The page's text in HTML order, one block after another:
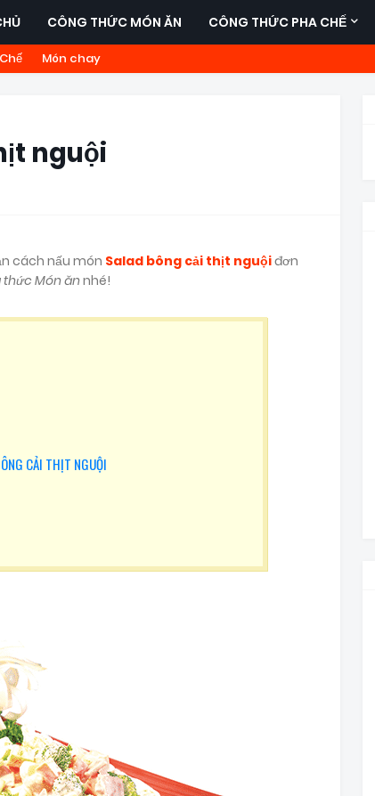
CÔNG THỨC MÓN ĂN CÔNG THỨC PHA CHẾ
Món chay
nguội
cách nấu món Salad bông cải thịt nguộiđơn
thức Món ănnhé!
CẢI THỊT NGUỘI